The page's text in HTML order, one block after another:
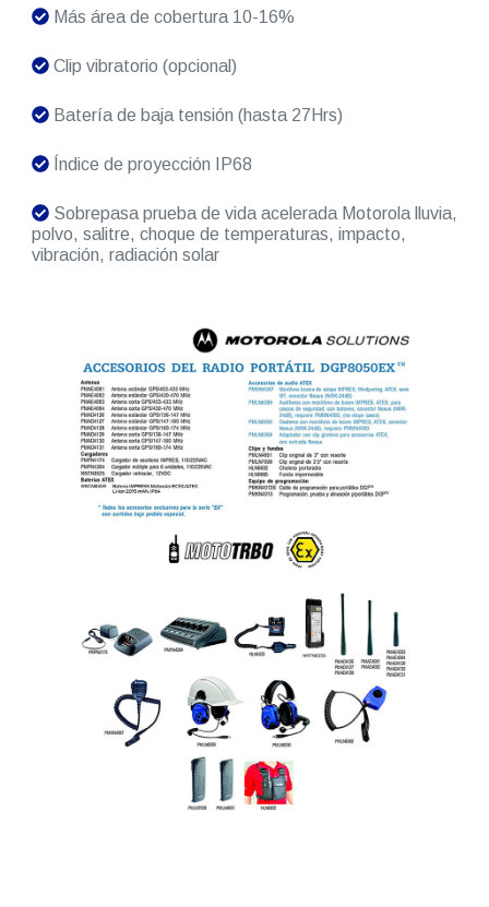
Más área de cobertura 10-16%
Clip vibratorio (opcional)
Batería de baja tensión (hasta 27Hrs)
Índice de proyección IP68
Sobrepasa prueba de vida acelerada Motorola lluvia,
polvo, salitre, choque de temperaturas, impacto,
vibración, radiación solar